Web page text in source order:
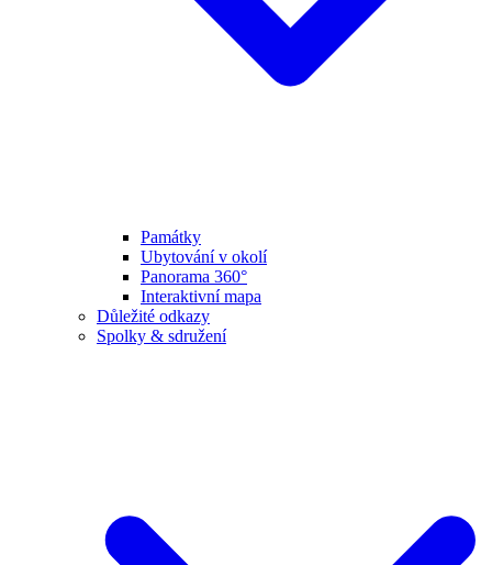
Památky
Ubytování v okolí
Panorama 360°
Interaktivní mapa
Důležité odkazy
Spolky & sdružení